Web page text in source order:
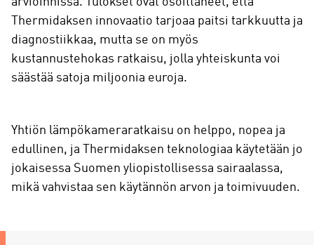
Thermidaksen innovaatio tarjoaa paitsi tarkkuutta ja
diagnostiikkaa, mutta se on myös
kustannustehokas ratkaisu, jolla yhteiskunta voi
säästää satoja miljoonia euroja.
Yhtiön lämpökameraratkaisu on helppo, nopea ja
edullinen, ja Thermidaksen teknologiaa käytetään jo
jokaisessa Suomen yliopistollisessa sairaalassa,
mikä vahvistaa sen käytännön arvon ja toimivuuden.